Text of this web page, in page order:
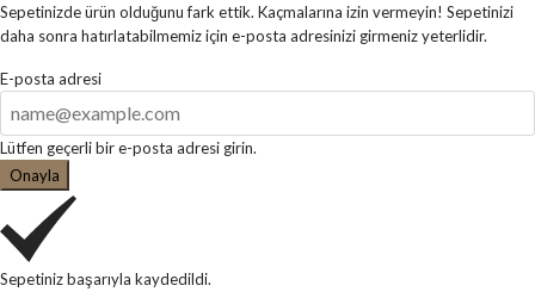
Sepetinizde ürün olduğunu fark ettik. Kaçmalarına izin vermeyin! Sepetinizi
daha sonra hatırlatabilmemiz için e-posta adresinizi girmeniz yeterlidir.
E-posta adresi
Lütfen geçerli bir e-posta adresi girin.
Onayla
Sepetiniz başarıyla kaydedildi.